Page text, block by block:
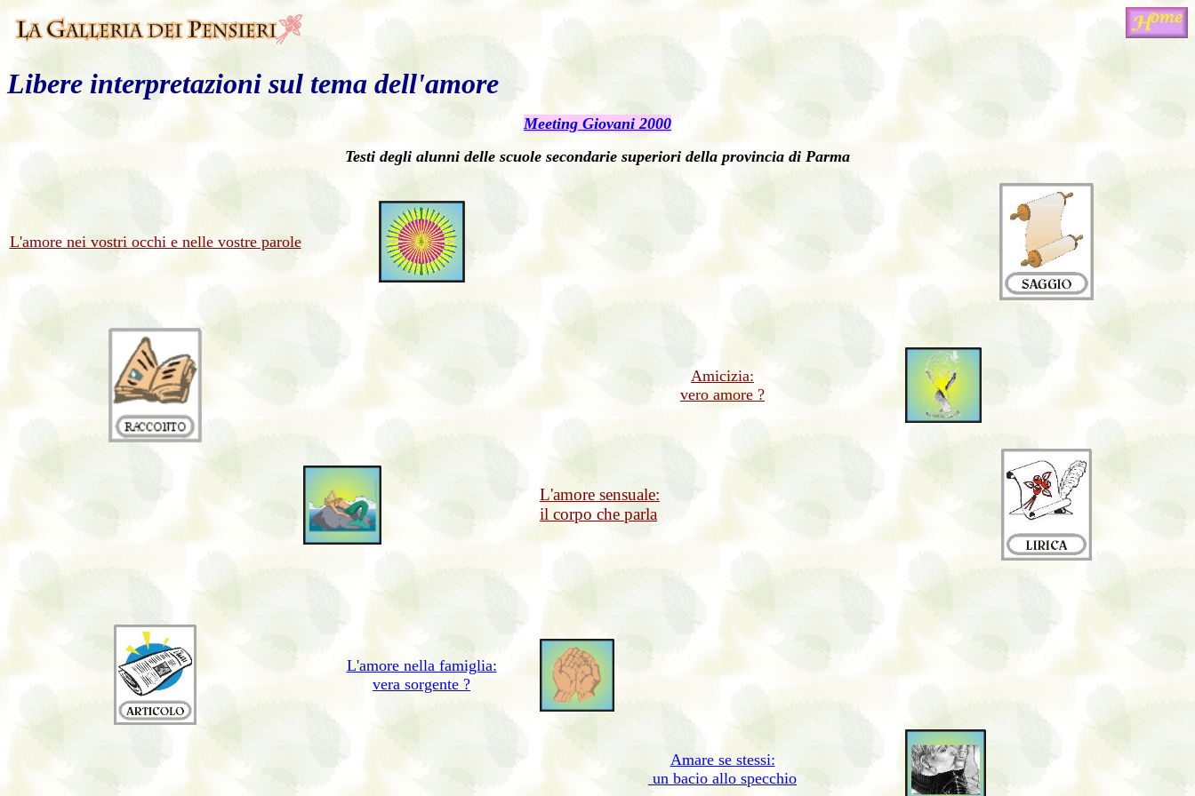
Libere interpretazioni sul tema dell'amore
Meeting Giovani 2000
Testi degli alunni delle scuole secondarie superiori della provincia di Parma
L'amore nei vostri occhi e nelle vostre parole
Amicizia:
vero amore ?
L'amore sensuale:
il corpo che parla
L'amore nella famiglia:
vera sorgente ?
Amare se stessi:
un bacio allo specchio